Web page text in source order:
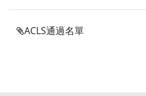
ACLS通過名單